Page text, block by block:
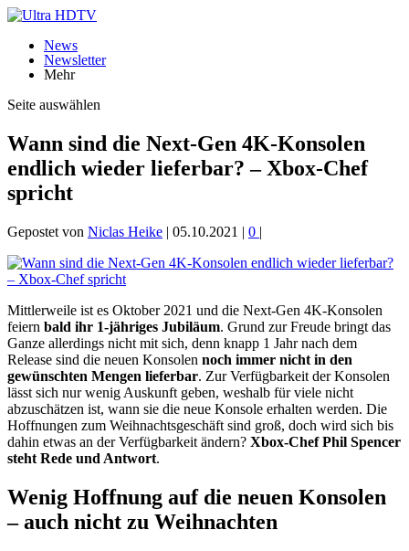
News
Newsletter
Mehr
Seite auswählen
Wann sind die Next-Gen 4K-Konsolen
endlich wieder lieferbar? – Xbox-Chef
spricht
Gepostet von Niclas Heike | 05.10.2021 | 0 |
Mittlerweile ist es Oktober 2021 und die Next-Gen 4K-Konsolen
feiern bald ihr 1-jähriges Jubiläum. Grund zur Freude bringt das
Ganze allerdings nicht mit sich, denn knapp 1 Jahr nach dem
Release sind die neuen Konsolen noch immer nicht in den
gewünschten Mengen lieferbar. Zur Verfügbarkeit der Konsolen
lässt sich nur wenig Auskunft geben, weshalb für viele nicht
abzuschätzen ist, wann sie die neue Konsole erhalten werden. Die
Hoffnungen zum Weihnachtsgeschäft sind groß, doch wird sich bis
dahin etwas an der Verfügbarkeit ändern? Xbox-Chef Phil Spencer
steht Rede und Antwort.
Wenig Hoffnung auf die neuen Konsolen
– auch nicht zu Weihnachten